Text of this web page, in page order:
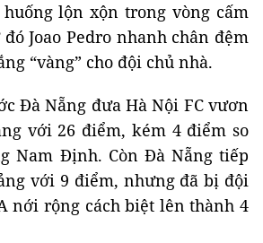
lộn xộn trong vòng cấm
Joao Pedro nhanh chân đệm
“vàng” cho đội chủ nhà.
Đà Nẵng đưa Hà Nội FC vươn
với 26 điểm, kém 4 điểm so
Nam Định. Còn Đà Nẵng tiếp
với 9 điểm, nhưng đã bị đội
nới rộng cách biệt lên thành 4